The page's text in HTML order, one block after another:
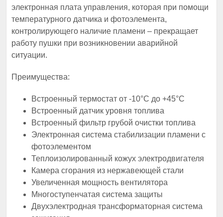
электронная плата управления, которая при помощи
температурного датчика и фотоэлемента,
контролирующего наличие пламени – прекращает
работу пушки при возникновении аварийной
ситуации.
Преимущества:
Встроенный термостат от -10°С до +45°С
Встроенный датчик уровня топлива
Встроенный фильтр грубой очистки топлива
Электронная система стабилизации пламени с
фотоэлементом
Теплоизолированный кожух электродвигателя
Камера сгорания из нержавеющей стали
Увеличенная мощность вентилятора
Многоступенчатая система защиты
Двухэлектродная трансформаторная система